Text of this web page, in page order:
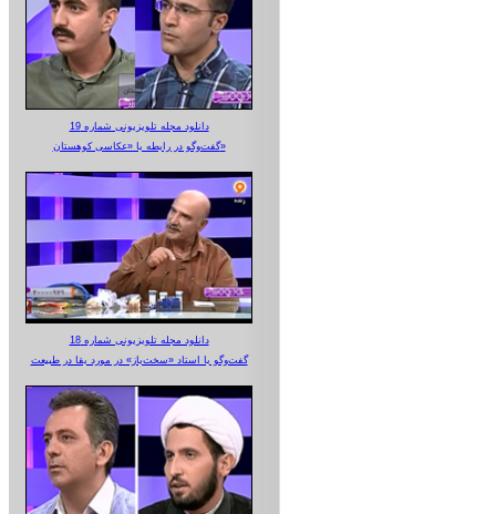
دانلود مجله تلویزیونی شماره 19
گفت‌وگو در رابطه با «عکاسی کوهستان»
دانلود مجله تلویزیونی شماره 18
گفت‌وگو با استاد «سخت‌باز» در مورد بقا در طبیعت